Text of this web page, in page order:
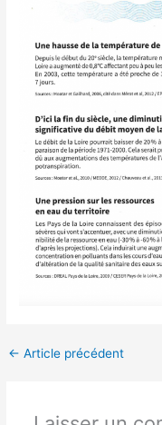
← Article précédent